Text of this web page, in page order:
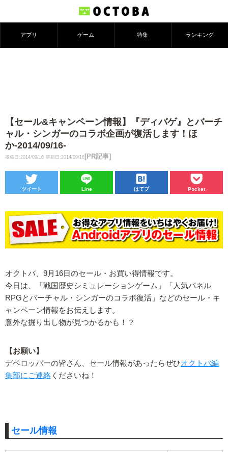
アプリ ゲーム 特集 ランキング
【セール&キャンペーン情報】『ディバゲ』とバーチ
ャル・シンガーのコラボ企画が復活します！ほ
か-2014/09/16-
投稿日:2014/09/16 更新日:2014/09/16 [PR記事]
ツイート Line はてブ Pocket
オクトバ、9月16日のセール・お買い得情報です。
今日は、「戦国歴史シミュレーションゲーム」「人気パネル
RPGとバーチャル・シンガーのコラボ復活」などのセール・キ
ャンペーン情報をお伝えします。
意外な掘り出し物が見つかるかも！？
【お願い】
デベロッパーの皆さん、セール情報があったらぜひオクトバ編
集部にご連絡 くださいね！
セール情報